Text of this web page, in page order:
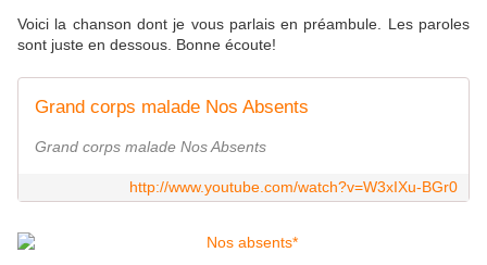
Voici la chanson dont je vous parlais en préambule. Les paroles
sont juste en dessous. Bonne écoute!
Grand corps malade Nos Absents
Grand corps malade Nos Absents
http://www.youtube.com/watch?v=W3xIXu-BGr0